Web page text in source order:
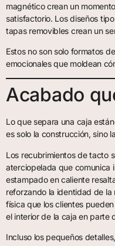
magnético crean un
satisfactorio. Los diseños
tapas removibles crean un
Estos no son solo formatos
emocionales que moldean
Acabado
Lo que separa una caja
es solo la construcción, sino
Los recubrimientos de tacto
aterciopelada que comunica
estampado en caliente
reforzando la identidad de
física que los clientes
el interior de la caja en parte
Incluso los pequeños